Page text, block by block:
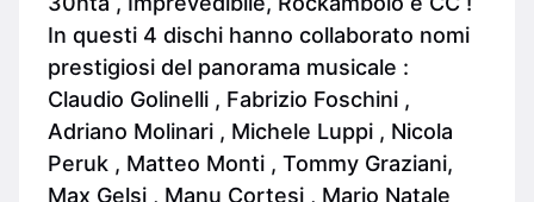
In questi 4 dischi hanno collaborato nomi
prestigiosi del panorama musicale :
Claudio Golinelli , Fabrizio Foschini ,
Adriano Molinari , Michele Luppi , Nicola
Peruk , Matteo Monti , Tommy Graziani,
Max Gelsi , Manu Cortesi , Mario Natale